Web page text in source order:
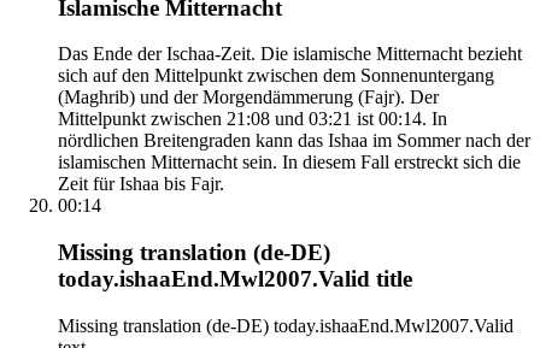
Islamische Mitternacht
Das Ende der Ischaa-Zeit. Die islamische Mitternacht bezieht
sich auf den Mittelpunkt zwischen dem Sonnenuntergang
(Maghrib) und der Morgendämmerung (Fajr). Der
Mittelpunkt zwischen 21:08 und 03:21 ist 00:14. In
nördlichen Breitengraden kann das Ishaa im Sommer nach der
islamischen Mitternacht sein. In diesem Fall erstreckt sich die
Zeit für Ishaa bis Fajr.
00:14
Missing translation (de-DE)
today.ishaaEnd.Mwl2007.Valid title
Missing translation (de-DE) today.ishaaEnd.Mwl2007.Valid